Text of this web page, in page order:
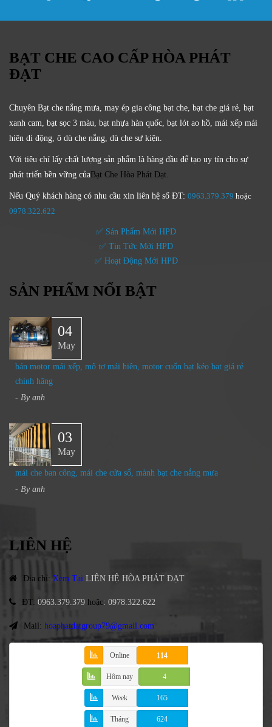
BẠT CHE CAO CẤP HÒA PHÁT
ĐẠT
Chuyên Bạt che nắng mưa, may ép gia công bạt che, bạt che giá rẻ, bạt
xanh cam, bạt sọc 3 màu, bạt nhựa hàn quốc, bạt lót ao hồ, mái xếp mái
hiên di động, ô dù che nắng, dù che sự kiện.
Với tiêu chí lấy chất lượng sản phẩm là hàng đầu để tạo uy tín cho sự
phát triển bền vững của Bạt Che Hòa Phát Đạt.
Nếu Quý khách hàng có nhu cầu xin liên hệ số ĐT: 0963.379.379 hoặc
0978.322.622
✅ Sản Phẩm Mới HPD
✅ Tin Tức Mới HPD
✅ Hoạt Động Mới HPD
SẢN PHẨM NỔI BẬT
04
May
bán motor mái xếp, mô tơ mái hiên, motor cuốn bạt kéo bạt giá rẻ
chính hãng
- By anh
03
May
mái che ban công, mái che cửa sổ, mành bạt che nắng mưa
- By anh
LIÊN HỆ
Địa chỉ: Xem Tại LIÊN HỆ HÒA PHÁT ĐẠT
ĐT: 0963.379.379 hoặc: 0978.322.622
Mail: hoaphatdatgroup79@gmail.com
Online 114
Hôm nay 4
Week 165
Tháng 624